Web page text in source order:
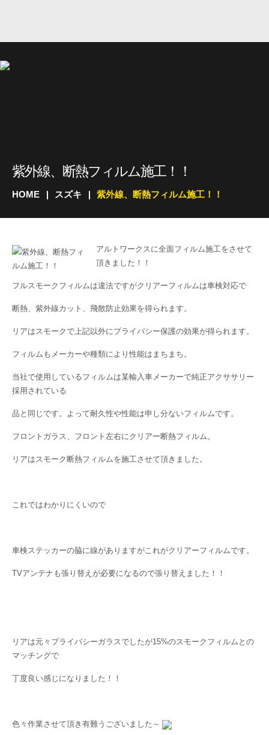
紫外線、断熱フィルム施工！！
HOME スズキ 紫外線、断熱フィルム施工！！
アルトワークスに全面フィルム施工をさせて
頂きました！！
フルスモークフィルムは違法ですがクリアーフィルムは車検対応で
断熱、紫外線カット、飛散防止効果を得られます。
リアはスモークで上記以外にプライバシー保護の効果が得られます。
フィルムもメーカーや種類により性能はまちまち。
当社で使用しているフィルムは某輸入車メーカーで純正アクササリー
採用されている
品と同じです。よって耐久性や性能は申し分ないフィルムです。
フロントガラス、フロント左右にクリアー断熱フィルム。
リアはスモーク断熱フィルムを施工させて頂きました。
これではわかりにくいので
車検ステッカーの脇に線がありますがこれがクリアーフィルムです。
TVアンテナも張り替えが必要になるので張り替えました！！
リアは元々プライバシーガラスでしたが15%のスモークフィルムとの
マッチングで
丁度良い感じになりました！！
色々作業させて頂き有難うございました～